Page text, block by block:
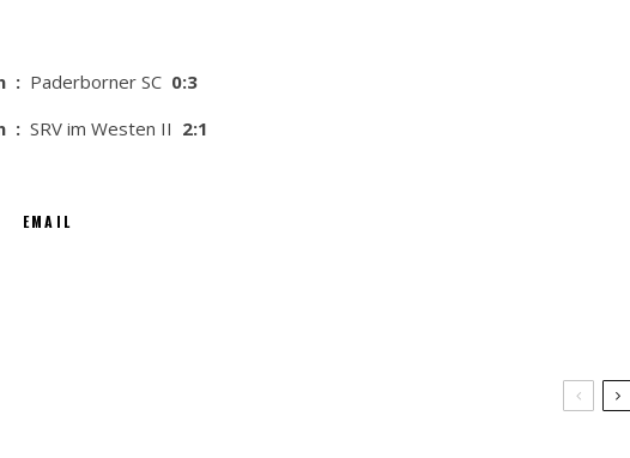
: Paderborner SC 0:3
: SRV im Westen II 2:1
EMAIL